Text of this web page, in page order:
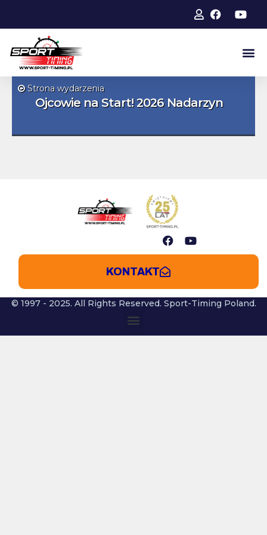
Strona wydarzenia
Ojcowie na Start! 2026 Nadarzyn
KONTAKT
© 1997 - 2025. All Rights Reserved. Sport-Timing Poland.